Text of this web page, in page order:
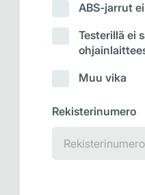
ABS-jarrut
Testerillä ei
Muu vika
Rekisterinumero